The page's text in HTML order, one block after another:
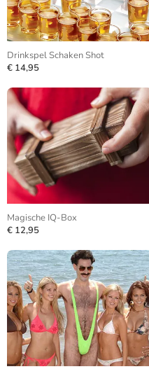
Drinkspel Schaken Shot
€ 14,95
Magische IQ-Box
€ 12,95